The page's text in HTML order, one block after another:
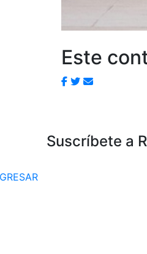
Este
Suscríbete a